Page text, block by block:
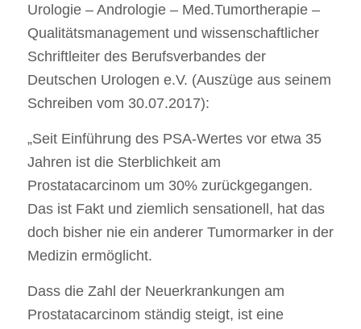
Urologie – Andrologie – Med.Tumortherapie –
Qualitätsmanagement und wissenschaftlicher
Schriftleiter des Berufsverbandes der
Deutschen Urologen e.V. (Auszüge aus seinem
Schreiben vom 30.07.2017):
„Seit Einführung des PSA-Wertes vor etwa 35
Jahren ist die Sterblichkeit am
Prostatacarcinom um 30% zurückgegangen.
Das ist Fakt und ziemlich sensationell, hat das
doch bisher nie ein anderer Tumormarker in der
Medizin ermöglicht.
Dass die Zahl der Neuerkrankungen am
Prostatacarcinom ständig steigt, ist eine